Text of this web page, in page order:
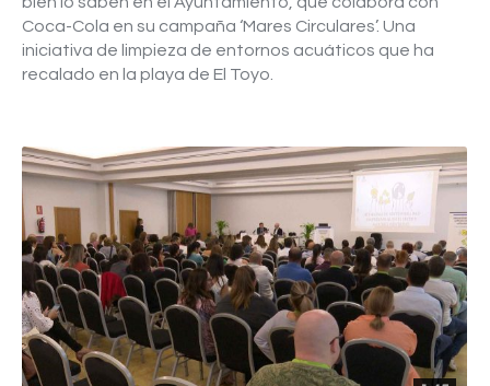
Coca-Cola en su campaña ‘Mares Circulares’. Una
iniciativa de limpieza de entornos acuáticos que ha
recalado en la playa de El Toyo.